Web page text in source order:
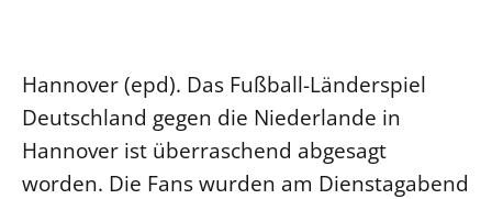
Hannover (epd). Das Fußball-Länderspiel
Deutschland gegen die Niederlande in
Hannover ist überraschend abgesagt
worden. Die Fans wurden am Dienstagabend
Personalausschuss
LANDESKIRCHENAMT
Willkommen
Glaubensbekenntnis
Ökumene
KLIMASCHUTZ
Nachhaltigkeit
Erneuerbare Energien
Mobilität
Datenschutz
Kontakt
Barrierefreiheit
Presse